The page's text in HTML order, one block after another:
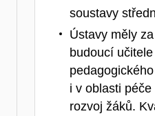
soustavy
Ústavy měly
budoucí
i v oblasti
rozvoj žáků.